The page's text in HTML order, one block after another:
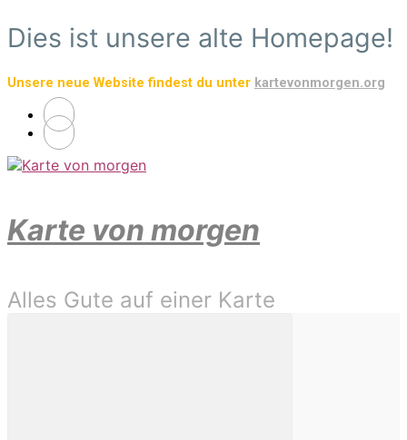
Zum
Hauptinhalt
Dies ist unsere alte Homepage!
Unsere neue Website findest du unter kartevonmorgen.org
Karte von morgen
Alles Gute auf einer Karte